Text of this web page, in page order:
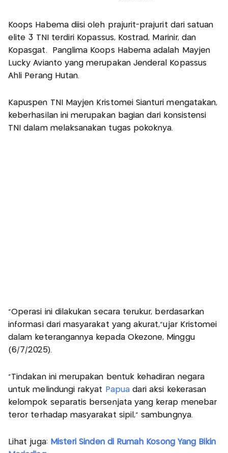
Koops Habema diisi oleh prajurit-prajurit dari satuan
elite 3 TNI terdiri Kopassus, Kostrad, Marinir, dan
Kopasgat. Panglima Koops Habema adalah Mayjen
Lucky Avianto yang merupakan Jenderal Kopassus
Ahli Perang Hutan.
Kapuspen TNI Mayjen Kristomei Sianturi mengatakan,
keberhasilan ini merupakan bagian dari konsistensi
TNI dalam melaksanakan tugas pokoknya.
“Operasi ini dilakukan secara terukur, berdasarkan
informasi dari masyarakat yang akurat,”ujar Kristomei
dalam keterangannya kepada Okezone, Minggu
(6/7/2025).
“Tindakan ini merupakan bentuk kehadiran negara
untuk melindungi rakyat
Papuadari aksi kekerasan
kelompok separatis bersenjata yang kerap menebar
teror terhadap masyarakat sipil,” sambungnya.
Lihat juga: Misteri Sinden di Rumah Kosong Yang Bikin